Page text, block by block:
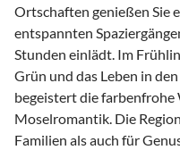
Ortschaften genießen Sie
entspannten
Stunden einlädt. Im
Grün und das Leben in
begeistert die
Moselromantik. Die
Familien als auch für